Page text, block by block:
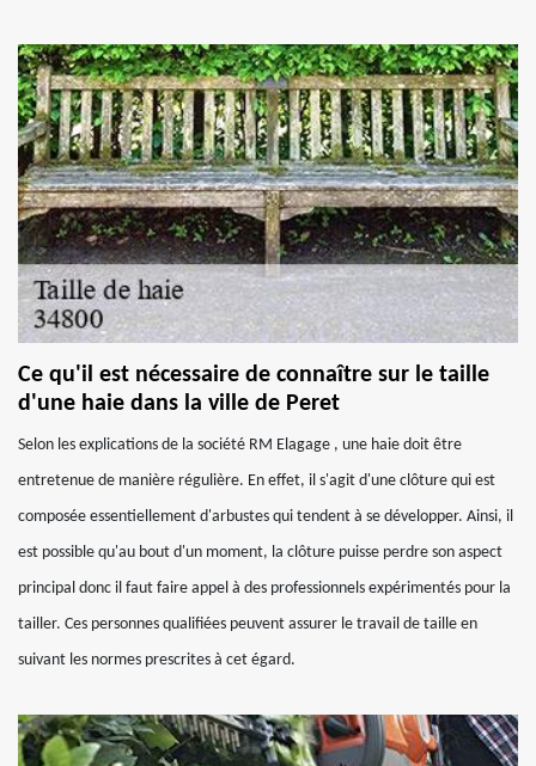
Ce qu'il est nécessaire de connaître sur le taille
d'une haie dans la ville de Peret
Selon les explications de la société RM Elagage , une haie doit être
entretenue de manière régulière. En effet, il s'agit d'une clôture qui est
composée essentiellement d'arbustes qui tendent à se développer. Ainsi, il
est possible qu'au bout d'un moment, la clôture puisse perdre son aspect
principal donc il faut faire appel à des professionnels expérimentés pour la
tailler. Ces personnes qualifiées peuvent assurer le travail de taille en
suivant les normes prescrites à cet égard.